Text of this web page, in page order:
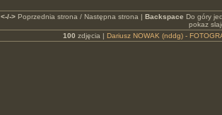
<-/->Poprzednia strona / Następna strona | Backspace Do góry
pokaz
100 zdjęcia | Dariusz NOWAK (nddg) -